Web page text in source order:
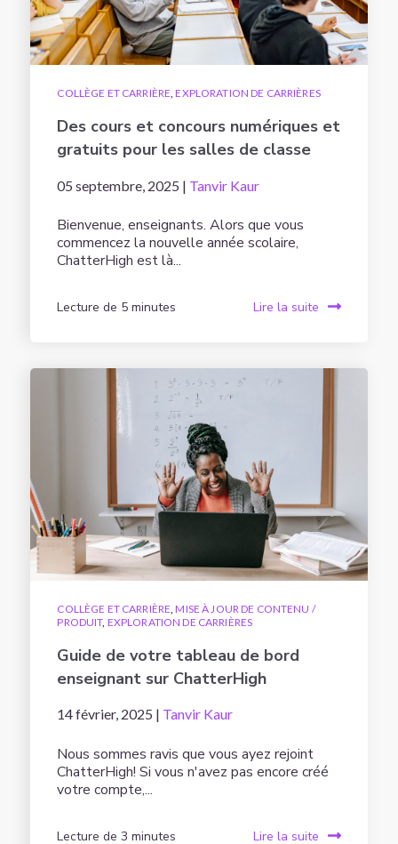
COLLÈGE ET CARRIÈRE,EXPLORATION DE CARRIÈRES
Des cours et concours numériques et
gratuits pour les salles de classe
05 septembre, 2025 | Tanvir Kaur
Bienvenue, enseignants. Alors que vous
commencez la nouvelle année scolaire,
ChatterHigh est là...
Lecture de 5 minutes Lire la suite
COLLÈGE ET CARRIÈRE ,MISE À JOUR DE CONTENU /
PRODUIT, EXPLORATION DE CARRIÈRES
Guide de votre tableau de bord
enseignant sur ChatterHigh
14 février, 2025 | Tanvir Kaur
Nous sommes ravis que vous ayez rejoint
ChatterHigh! Si vous n'avez pas encore créé
votre compte,...
Lecture de 3 minutes Lire la suite